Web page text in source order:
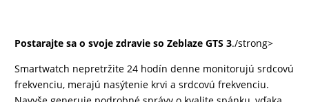
Postarajte sa o svoje zdravie so Zeblaze GTS 3./strong>
Smartwatch nepretržite 24 hodín denne monitorujú srdcovú
frekvenciu, merajú nasýtenie krvi a srdcovú frekvenciu.